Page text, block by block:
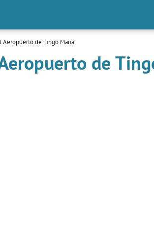
Aeropuerto de Tingo María
de